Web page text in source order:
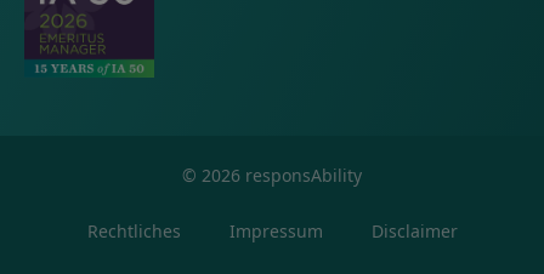
© 2026 responsAbility
Rechtliches Impressum Disclaimer